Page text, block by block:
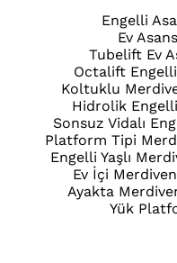
Engelli
Ev
Tubelift Ev
Octalift
Koltuklu
Hidrolik
Sonsuz Vidalı
Platform Tipi
Engelli Yaşlı
Ev İçi
Ayakta
Yük